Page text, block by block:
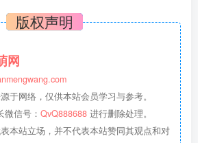
版权声明
网
于网络，仅供本站会员学习与参考。
信号： QvQ888688 进行删除处理。
本站立场，并不代表本站赞同其观点和对